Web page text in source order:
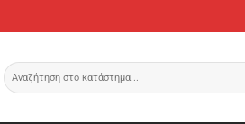
Αναζήτηση
για: